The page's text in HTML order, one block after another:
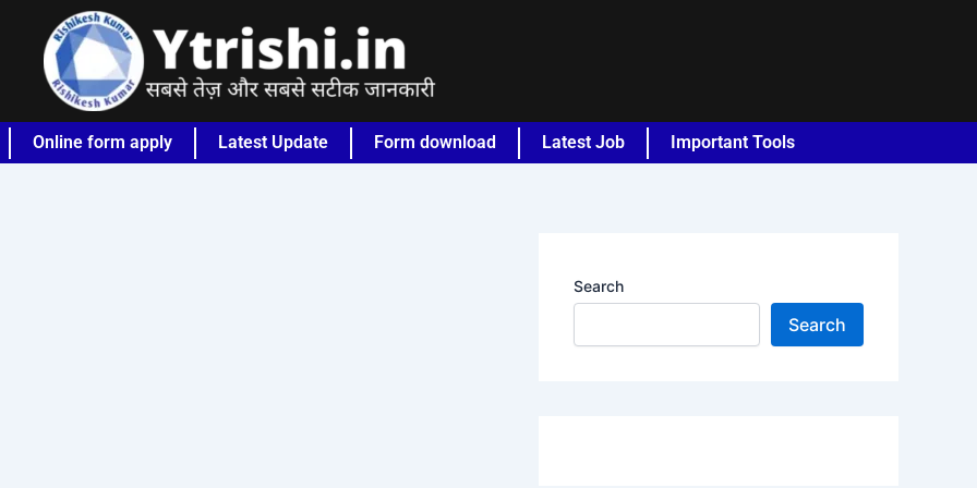
Online form apply Latest Update Form download Latest Job Important Tools
Search
Search